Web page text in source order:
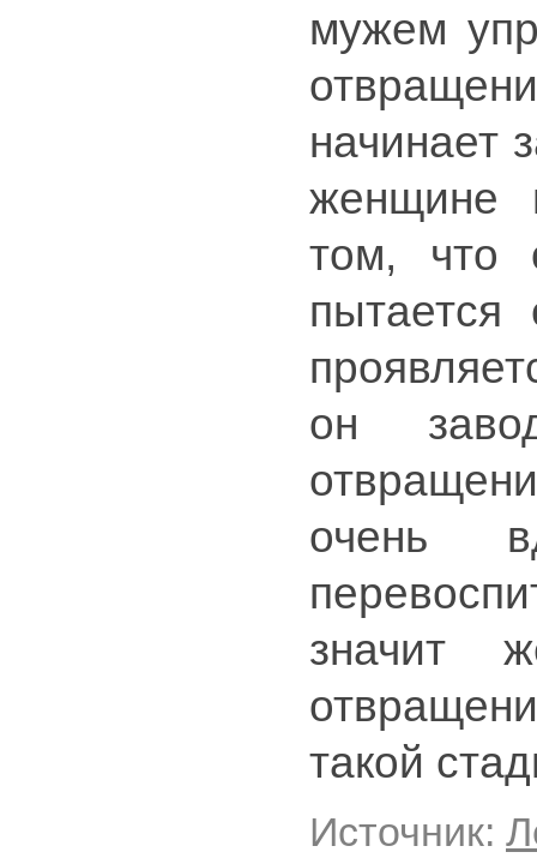
мужем
начинает
женщине
том, что
пытается
он
очень
значит
такой
Источник: